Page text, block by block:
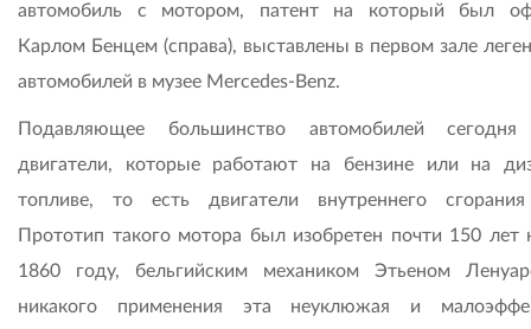
автомобиль c мотором, патент на который был
Карлом Бенцем (справа), выставлены в первом зале
автомобилей в музее Mercedes-Benz.
Подавляющее большинство автомобилей
двигатели, которые работают на бензине или на
топливе, то есть двигатели внутреннего
Прототип такого мотора был изобретен почти 150 лет
1860 году, бельгийским механиком Этьеном
никакого применения эта неуклюжая и